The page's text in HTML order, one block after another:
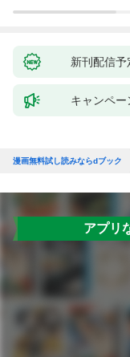
新刊配信予
キャンペー
漫画無料試し読みならdブック
アプリ